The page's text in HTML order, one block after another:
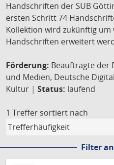
Handschriften der SUB
ersten Schritt 74
Kollektion wird zukünftig
Handschriften erweitert
Förderung: Beauftragte der
und Medien, Deutsche
Kultur | Status: laufend
1 Treffer sortiert nach
Filter